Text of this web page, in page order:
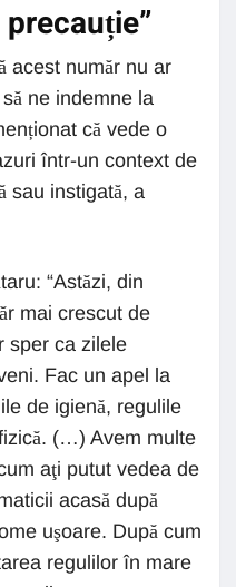
acest număr nu ar
ne indemne la
că vede o
într-un context de
sau instigată, a
“Astăzi, din
mai crescut de
sper ca zilele
Fac un apel la
de igienă, regulile
(…) Avem multe
aţi putut vedea de
acasă după
uşoare. După cum
regulilor în mare